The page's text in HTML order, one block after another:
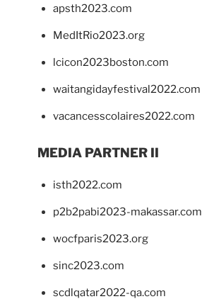
apsth2023.com
MedItRio2023.org
lcicon2023boston.com
waitangidayfestival2022.com
vacancesscolaires2022.com
MEDIA PARTNER II
isth2022.com
p2b2pabi2023-makassar.com
wocfparis2023.org
sinc2023.com
scdlqatar2022-qa.com